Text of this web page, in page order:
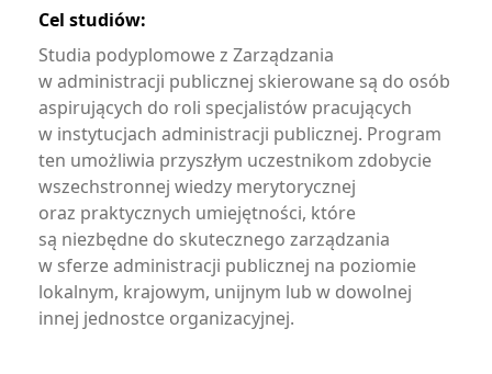
Cel studiów:
Studia podyplomowe z Zarządzania
w administracji publicznej skierowane są do osób
aspirujących do roli specjalistów pracujących
w instytucjach administracji publicznej. Program
ten umożliwia przyszłym uczestnikom zdobycie
wszechstronnej wiedzy merytorycznej
oraz praktycznych umiejętności, które
są niezbędne do skutecznego zarządzania
w sferze administracji publicznej na poziomie
lokalnym, krajowym, unijnym lub w dowolnej
innej jednostce organizacyjnej.